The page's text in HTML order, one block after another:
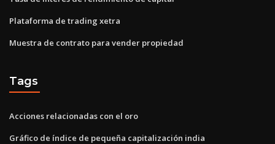
Plataforma de trading xetra
Muestra de contrato para vender propiedad
Tags
Acciones relacionadas con el oro
Gráfico de índice de pequeña capitalización india